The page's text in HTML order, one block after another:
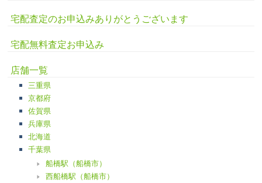
宅配査定のお申込みありがとうございます
宅配無料査定お申込み
店舗一覧
三重県
京都府
佐賀県
兵庫県
北海道
千葉県
船橋駅（船橋市）
西船橋駅（船橋市）